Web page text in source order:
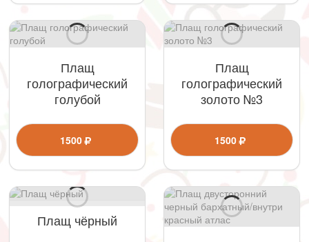
Плащ
голографический
голубой
1500
Плащ
голографический
золото №3
1500
Плащ чёрный